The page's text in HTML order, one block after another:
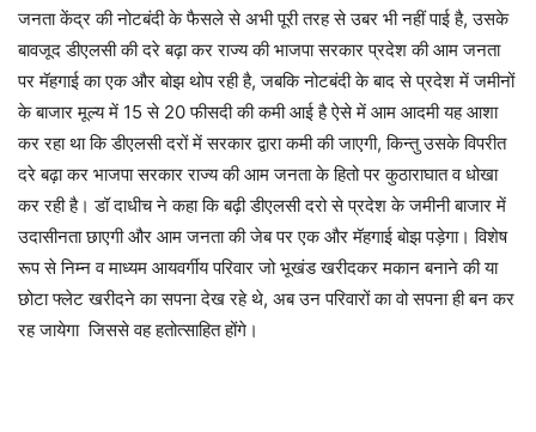
जनता केंद्र की नोटबंदी के फैसले से अभी पूरी तरह से उबर भी नहीं पाई है, उसके
बावजूद डीएलसी की दरे बढ़ा कर राज्य की भाजपा सरकार प्रदेश की आम जनता
पर मॅहगाई का एक और बोझ थोप रही है, जबकि नोटबंदी के बाद से प्रदेश में जमीनों
के बाजार मूल्य में 15 से 20 फीसदी की कमी आई है ऐसे में आम आदमी यह आशा
कर रहा था कि डीएलसी दरों में सरकार द्वारा कमी की जाएगी, किन्तु उसके विपरीत
दरे बढ़ा कर भाजपा सरकार राज्य की आम जनता के हितो पर कुठाराघात व धोखा
कर रही है। डॉ दाधीच ने कहा कि बढ़ी डीएलसी दरो से प्रदेश के जमीनी बाजार में
उदासीनता छाएगी और आम जनता की जेब पर एक और मॅहगाई बोझ पड़ेगा। विशेष
रूप से निम्न व माध्यम आयवर्गीय परिवार जो भूखंड खरीदकर मकान बनाने की या
छोटा फ्लेट खरीदने का सपना देख रहे थे, अब उन परिवारों का वो सपना ही बन कर
रह जायेगा जिससे वह हतोत्साहित होंगे।